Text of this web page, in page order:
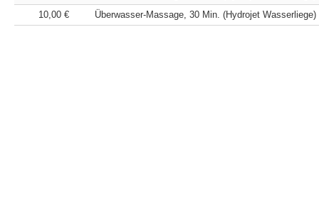
10,00 €
Überwasser-Massage, 30 Min. (Hydrojet Wasserliege)